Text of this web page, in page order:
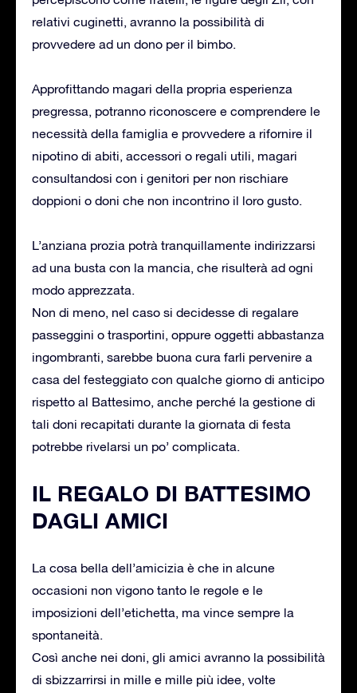
relativi cuginetti, avranno la possibilità di
provvedere ad un dono per il bimbo.
Approfittando magari della propria esperienza
pregressa, potranno riconoscere e comprendere le
necessità della famiglia e provvedere a rifornire il
nipotino di abiti, accessori o regali utili, magari
consultandosi con i genitori per non rischiare
doppioni o doni che non incontrino il loro gusto.
L’anziana prozia potrà tranquillamente indirizzarsi
ad una busta con la mancia, che risulterà ad ogni
modo apprezzata.
Non di meno, nel caso si decidesse di regalare
passeggini o trasportini, oppure oggetti abbastanza
ingombranti, sarebbe buona cura farli pervenire a
casa del festeggiato con qualche giorno di anticipo
rispetto al Battesimo, anche perché la gestione di
tali doni recapitati durante la giornata di festa
potrebbe rivelarsi un po’ complicata.
IL REGALO DI BATTESIMO
DAGLI AMICI
La cosa bella dell’amicizia è che in alcune
occasioni non vigono tanto le regole e le
imposizioni dell’etichetta, ma vince sempre la
spontaneità.
Così anche nei doni, gli amici avranno la possibilità
di sbizzarrirsi in mille e mille più idee, volte